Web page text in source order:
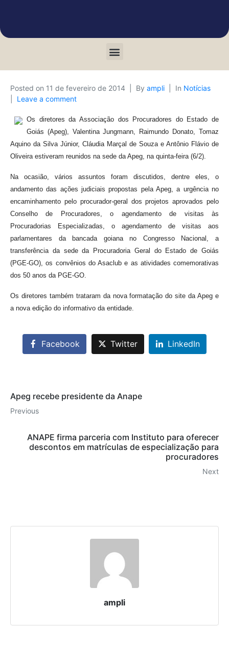
Posted on 11 de fevereiro de 2014 By ampli In Notícias
Leave a comment
Os diretores da Associação dos Procuradores do Estado de
Goiás (Apeg), Valentina Jungmann, Raimundo Donato, Tomaz
Aquino da Silva Júnior, Cláudia Marçal de Souza e Antônio Flávio de
Oliveira estiveram reunidos na sede da Apeg, na quinta-feira (6/2).
Na ocasião, vários assuntos foram discutidos, dentre eles, o
andamento das ações judiciais propostas pela Apeg, a urgência no
encaminhamento pelo procurador-geral dos projetos aprovados pelo
Conselho de Procuradores, o agendamento de visitas às
Procuradorias Especializadas, o agendamento de visitas aos
parlamentares da bancada goiana no Congresso Nacional, a
transferência da sede da Procuradoria Geral do Estado de Goiás
(PGE-GO), os convênios do Asaclub e as atividades comemorativas
dos 50 anos da PGE-GO.
Os diretores também trataram da nova formatação do site da Apeg e
a nova edição do informativo da entidade.
Facebook Twitter LinkedIn
Apeg recebe presidente da Anape
Previous
ANAPE firma parceria com Instituto para oferecer
descontos em matrículas de especialização para
procuradores
Next
ampli